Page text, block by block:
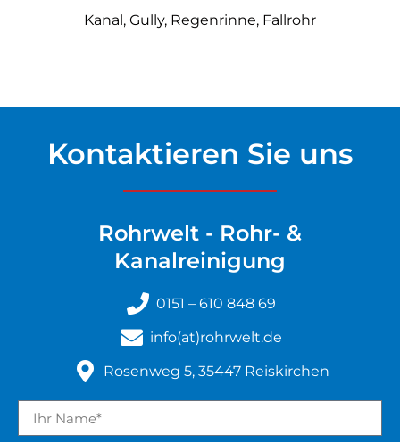
Kanal, Gully, Regenrinne, Fallrohr
Kontaktieren Sie uns
Rohrwelt - Rohr- &
Kanalreinigung
0151 – 610 848 69
info(at)rohrwelt.de
Rosenweg 5, 35447 Reiskirchen